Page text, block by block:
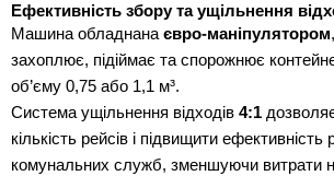
Ефективність збору та ущільнення
Машина обладнана євро-маніпулятором
захоплює, підіймає та спорожнює
об’єму 0,75 або 1,1 м³.
Система ущільнення відходів 4:1
кількість рейсів і підвищити ефективність
комунальних служб, зменшуючи витрати